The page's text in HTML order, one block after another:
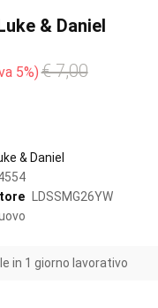
& Daniel
5% € 7,00
& Daniel
LDSSMG26YW
in 1 giorno lavorativo